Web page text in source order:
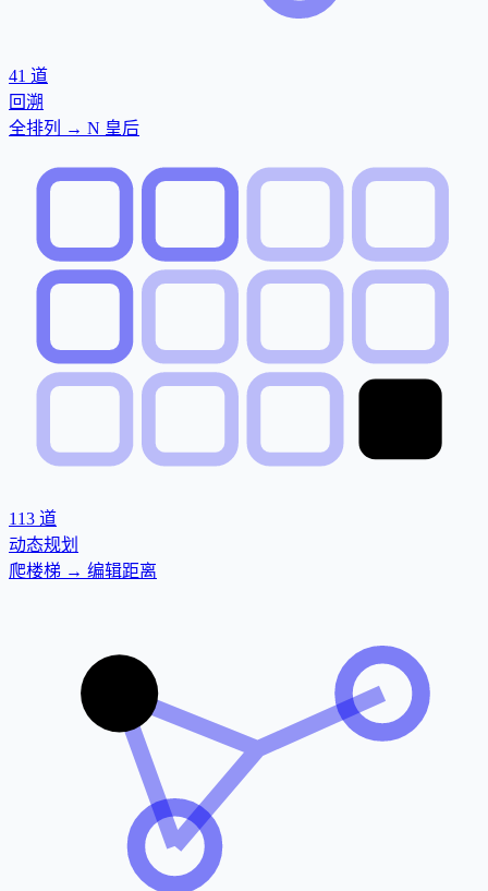
41 道
回溯
全排列 → N 皇后
113 道
动态规划
爬楼梯 → 编辑距离